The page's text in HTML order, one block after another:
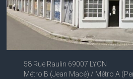
58 Rue Raulin 69007 LYON
Métro B (Jean Macé) / Métro A